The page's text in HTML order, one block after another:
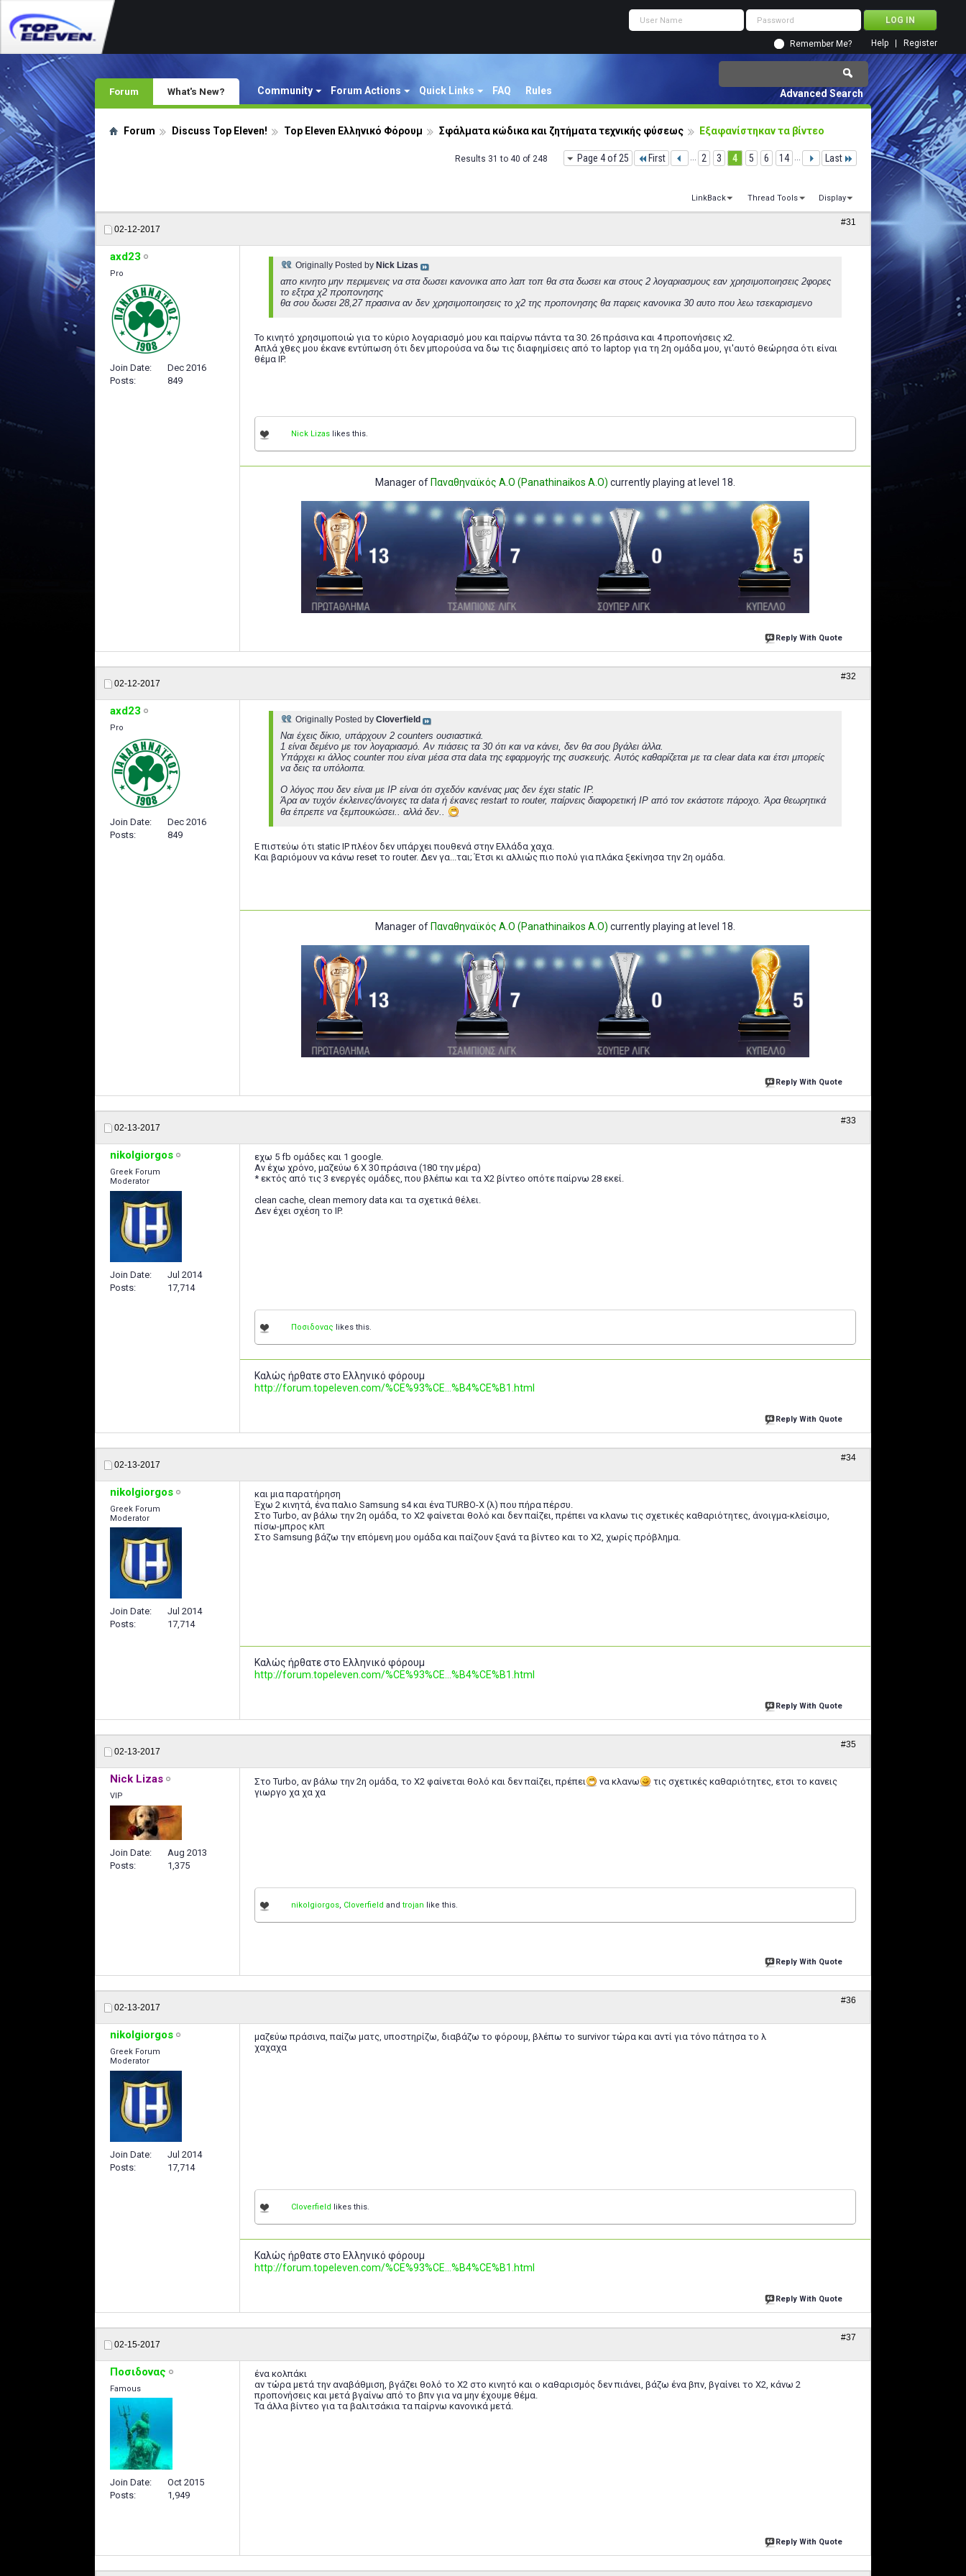
Remember Me? Register
Help
Forum Community Forum Actions Quick Links FAQ Rules
What's New? Advanced Search
Forum Discuss Top Eleven! Top Eleven Ελληνικό Φόρουμ Σφάλματα κώδικα και ζητήματα τεχνικής φύσεως Εξαφανίστηκαν τα βίντεο
Page 4 of 25 First ... 2 3 4 5 6 14 ... Last
Results 31 to 40 of 248
LinkBack Thread Tools Display
02-12-2017
#31
axd23
Pro
Join Date
Dec 2016
Posts
849
Originally Posted by Nick Lizas
απο κινητο μην περιμενεις να στα δωσει κανονικα απο λαπ τοπ θα στα δωσει και στους 2 λογαριασμους εαν χρησιμοποιησεις 2φορες
το εξτρα χ2 προπονησης
θα σου δωσει 28,27 πρασινα αν δεν χρησιμοποιησεις το χ2 της προπονησης θα παρεις κανονικα 30 αυτο που λεω τσεκαρισμενο
Το κινητό χρησιμοποιώ για το κύριο λογαριασμό μου και παίρνω πάντα τα 30. 26 πράσινα και 4 προπονήσεις x2.
Απλά χθες μου έκανε εντύπωση ότι δεν μπορούσα να δω τις διαφημίσεις από το laptop για τη 2η ομάδα μου, γι'αυτό θεώρησα ότι είναι
θέμα IP.
Nick Lizas likes this.
Manager of Παναθηναϊκός Α.Ο (Panathinaikos A.O) currently playing at level 18.
Reply With Quote
02-12-2017
#32
axd23
Pro
Join Date
Dec 2016
Posts
849
Originally Posted by Cloverfield
Ναι έχεις δίκιο, υπάρχουν 2 counters ουσιαστικά.
1 είναι δεμένο με τον λογαριασμό. Αν πιάσεις τα 30 ότι και να κάνει, δεν θα σου βγάλει άλλα.
Υπάρχει κι άλλος counter που είναι μέσα στα data της εφαρμογής της συσκευής. Αυτός καθαρίζεται με τα clear data και έτσι μπορείς
να δεις τα υπόλοιπα.
Ο λόγος που δεν είναι με IP είναι ότι σχεδόν κανένας μας δεν έχει static IP.
Άρα αν τυχόν έκλεινες/άνοιγες τα data ή έκανες restart το router, παίρνεις διαφορετική IP από τον εκάστοτε πάροχο. Άρα θεωρητικά
θα έπρεπε να ξεμπουκώσει.. αλλά δεν..
Ε πιστεύω ότι static IP πλέον δεν υπάρχει πουθενά στην Ελλάδα χαχα.
Και βαριόμουν να κάνω reset το router. Δεν γα...ται; Έτσι κι αλλιώς πιο πολύ για πλάκα ξεκίνησα την 2η ομάδα.
Manager of Παναθηναϊκός Α.Ο (Panathinaikos A.O) currently playing at level 18.
Reply With Quote
02-13-2017
#33
nikolgiorgos
Greek Forum
Moderator
Join Date
Jul 2014
Posts
17,714
εχω 5 fb ομάδες και 1 google.
Αν έχω χρόνο, μαζεύω 6 Χ 30 πράσινα (180 την μέρα)
* εκτός από τις 3 ενεργές ομάδες, που βλέπω και τα Χ2 βίντεο οπότε παίρνω 28 εκεί.
clean cache, clean memory data και τα σχετικά θέλει.
Δεν έχει σχέση το IP.
Ποσιδονας likes this.
Καλώς ήρθατε στο Ελληνικό φόρουμ
http://forum.topeleven.com/%CE%93%CE...%B4%CE%B1.html
Reply With Quote
02-13-2017
#34
nikolgiorgos
Greek Forum
Moderator
Join Date
Jul 2014
Posts
17,714
και μια παρατήρηση
Έχω 2 κινητά, ένα παλιο Samsung s4 και ένα TURBO-X (λ) που πήρα πέρσυ.
Στο Turbo, αν βάλω την 2η ομάδα, το Χ2 φαίνεται θολό και δεν παίζει, πρέπει να κλανω τις σχετικές καθαριότητες, άνοιγμα-κλείσιμο,
πίσω-μπρος κλπ
Στο Samsung βάζω την επόμενη μου ομάδα και παίζουν ξανά τα βίντεο και το Χ2, χωρίς πρόβλημα.
Καλώς ήρθατε στο Ελληνικό φόρουμ
http://forum.topeleven.com/%CE%93%CE...%B4%CE%B1.html
Reply With Quote
02-13-2017
#35
Nick Lizas
VIP
Join Date
Aug 2013
Posts
1,375
Στο Turbo, αν βάλω την 2η ομάδα, το Χ2 φαίνεται θολό και δεν παίζει, πρέπει να κλανω
τις σχετικές καθαριότητες, ετσι το κανεις
γιωργο χα χα χα
nikolgiorgos, Cloverfield and trojan like this.
Reply With Quote
02-13-2017
#36
nikolgiorgos
Greek Forum
Moderator
Join Date
Jul 2014
Posts
17,714
μαζεύω πράσινα, παίζω ματς, υποστηρίζω, διαβάζω το φόρουμ, βλέπω το survivor τώρα και αντί για τόνο πάτησα το λ
χαχαχα
Cloverfield likes this.
Καλώς ήρθατε στο Ελληνικό φόρουμ
http://forum.topeleven.com/%CE%93%CE...%B4%CE%B1.html
Reply With Quote
02-15-2017
#37
Ποσιδονας
Famous
Join Date
Oct 2015
Posts
1,949
ένα κολπάκι
αν τώρα μετά την αναβάθμιση, βγάζει θολό το Χ2 στο κινητό και ο καθαρισμός δεν πιάνει, βάζω ένα βπν, βγαίνει το Χ2, κάνω 2
προπονήσεις και μετά βγαίνω από το βπν για να μην έχουμε θέμα.
Τα άλλα βίντεο για τα βαλιτσάκια τα παίρνω κανονικά μετά.
Reply With Quote